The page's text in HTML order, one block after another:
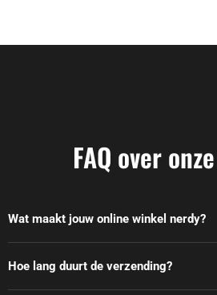
FAQ over
Wat maakt jouw online winkel nerdy?
Hoe lang duurt de verzending?